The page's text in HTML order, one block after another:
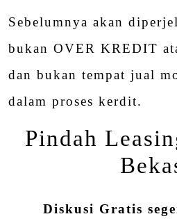
Sebelumnya akan
bukan OVER KREDIT
dan bukan tempat jual
dalam proses kerdit.
Pindah
Diskusi Gratis